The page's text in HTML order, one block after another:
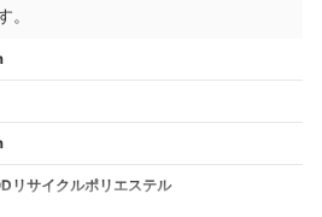
。
リサイクルポリエステル